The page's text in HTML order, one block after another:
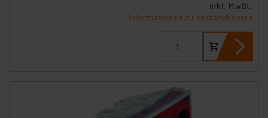
inkl. MwSt.
Informationen zu Versandkosten